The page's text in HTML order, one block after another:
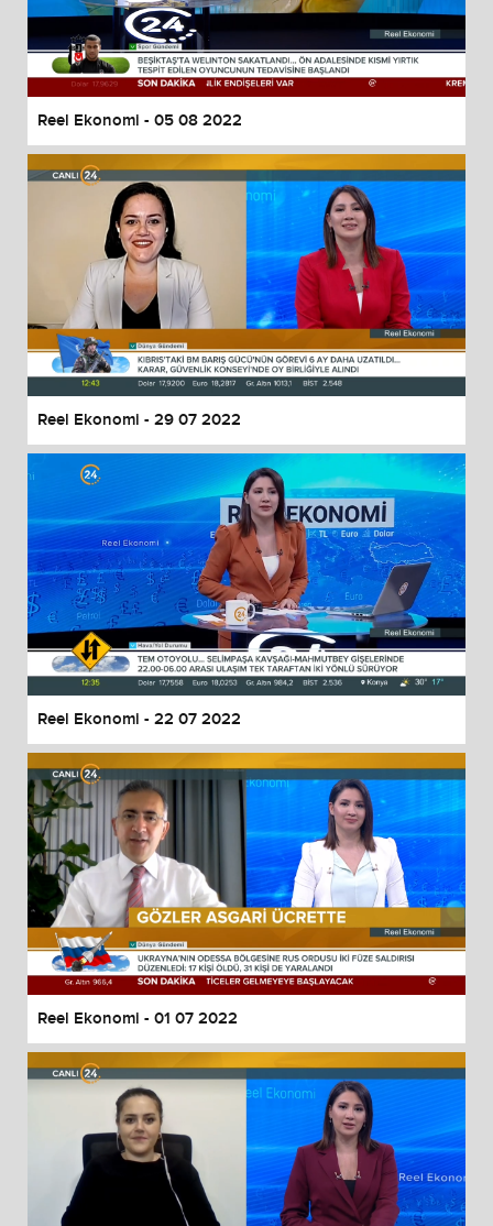
Reel Ekonomi - 05 08 2022
Reel Ekonomi - 29 07 2022
Reel Ekonomi - 22 07 2022
Reel Ekonomi - 01 07 2022